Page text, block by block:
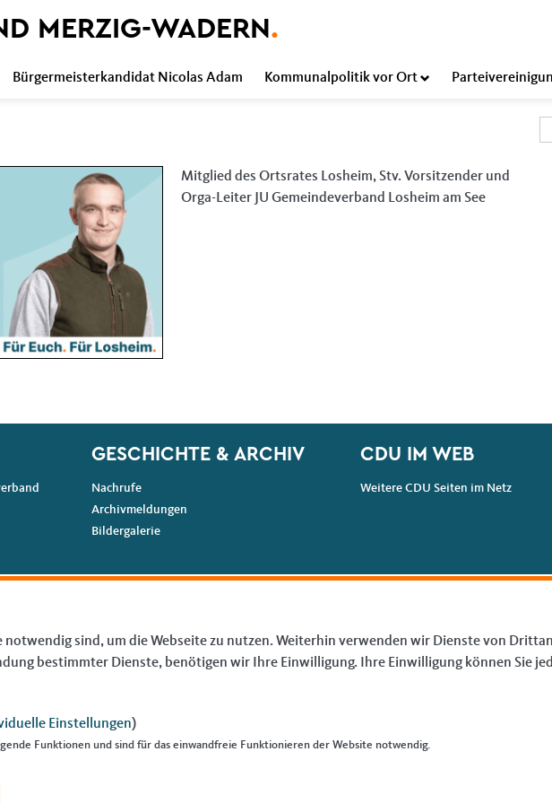
MERZIG-WADERN.
Bürgermeisterkandidat Nicolas Adam Kommunalpolitik vor Ort
Mitglied des Ortsrates Losheim, Stv. Vorsitzender und
Orga-Leiter JU Gemeindeverband Losheim am See
GESCHICHTE & ARCHIV
Nachrufe
Archivmeldungen
Bildergalerie
CDU IM WEB
Weitere CDU Seiten im Netz
notwendig sind, um die Webseite zu nutzen. Weiterhin verwenden wir Dienste von
bestimmter Dienste, benötigen wir Ihre Einwilligung. Ihre Einwilligung können Sie
Einstellungen)
Funktionen und sind für das einwandfreie Funktionieren der Website notwendig.